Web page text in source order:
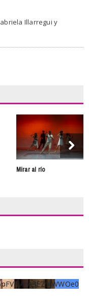
Illarregui y
Mirar al río